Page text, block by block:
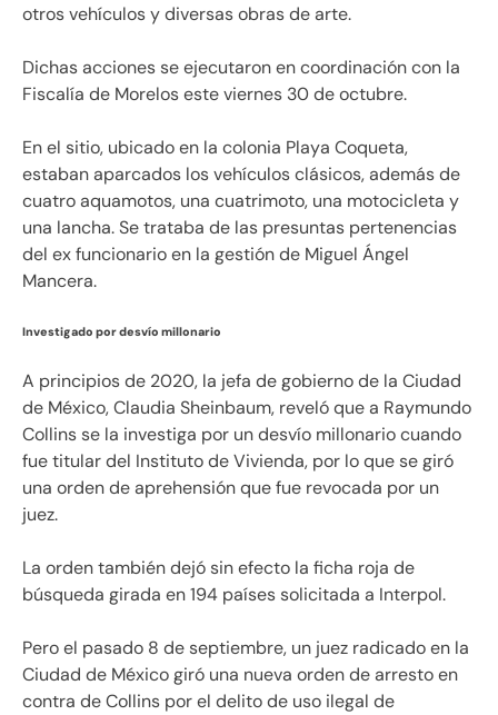
otros vehículos y diversas obras de arte.
Dichas acciones se ejecutaron en coordinación con la
Fiscalía de Morelos este viernes 30 de octubre.
En el sitio, ubicado en la colonia Playa Coqueta,
estaban aparcados los vehículos clásicos, además de
cuatro aquamotos, una cuatrimoto, una motocicleta y
una lancha. Se trataba de las presuntas pertenencias
del ex funcionario en la gestión de Miguel Ángel
Mancera.
Investigado por desvío millonario
A principios de 2020, la jefa de gobierno de la Ciudad
de México, Claudia Sheinbaum, reveló que a Raymundo
Collins se la investiga por un desvío millonario cuando
fue titular del Instituto de Vivienda, por lo que se giró
una orden de aprehensión que fue revocada por un
juez.
La orden también dejó sin efecto la ficha roja de
búsqueda girada en 194 países solicitada a Interpol.
Pero el pasado 8 de septiembre, un juez radicado en la
Ciudad de México giró una nueva orden de arresto en
contra de Collins por el delito de uso ilegal de